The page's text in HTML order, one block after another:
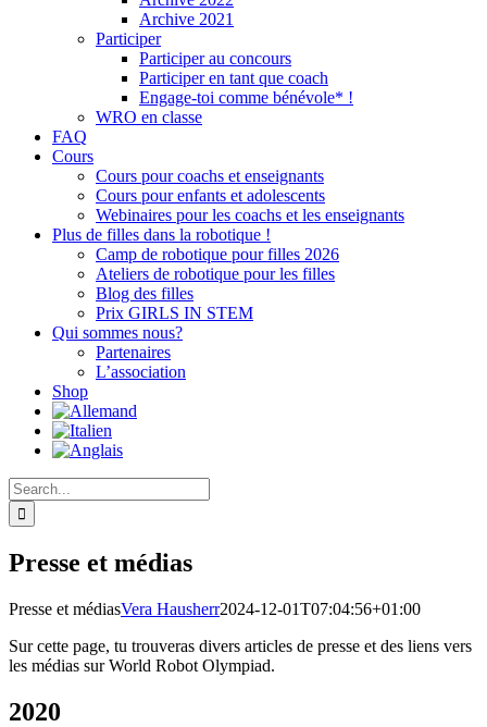
Archive 2021
Participer
Participer au concours
Participer en tant que coach
Engage-toi comme bénévole* !
WRO en classe
FAQ
Cours
Cours pour coachs et enseignants
Cours pour enfants et adolescents
Webinaires pour les coachs et les enseignants
Plus de filles dans la robotique !
Camp de robotique pour filles 2026
Ateliers de robotique pour les filles
Blog des filles
Prix GIRLS IN STEM
Qui sommes nous?
Partenaires
L’association
Shop
Search
for:
Presse et médias
Presse et médiasVera Hausherr2024-12-01T07:04:56+01:00
Sur cette page, tu trouveras divers articles de presse et des liens vers
les médias sur World Robot Olympiad.
2020